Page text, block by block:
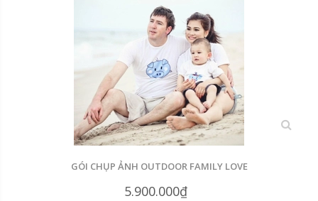
xem
GÓI CHỤP ẢNH OUTDOOR FAMILY LOVE
5.900.000₫